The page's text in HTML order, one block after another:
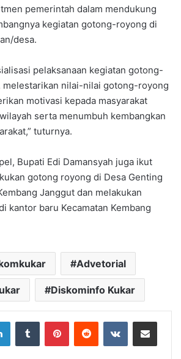
pemerintah dalam mendukung
kegiatan gotong-royong di
desa.
pelaksanaan kegiatan gotong-
melestarikan nilai-nilai gotong-royong
motivasi kepada masyarakat
serta menumbuh kembangkan
tuturnya.
Bupati Edi Damansyah juga ikut
gotong royong di Desa Genting
Janggut dan melakukan
kantor baru Kecamatan Kembang
Advetorial
Diskominfo Kukar
LinkedInTumblr PinterestReddit VKontakteShare via Email